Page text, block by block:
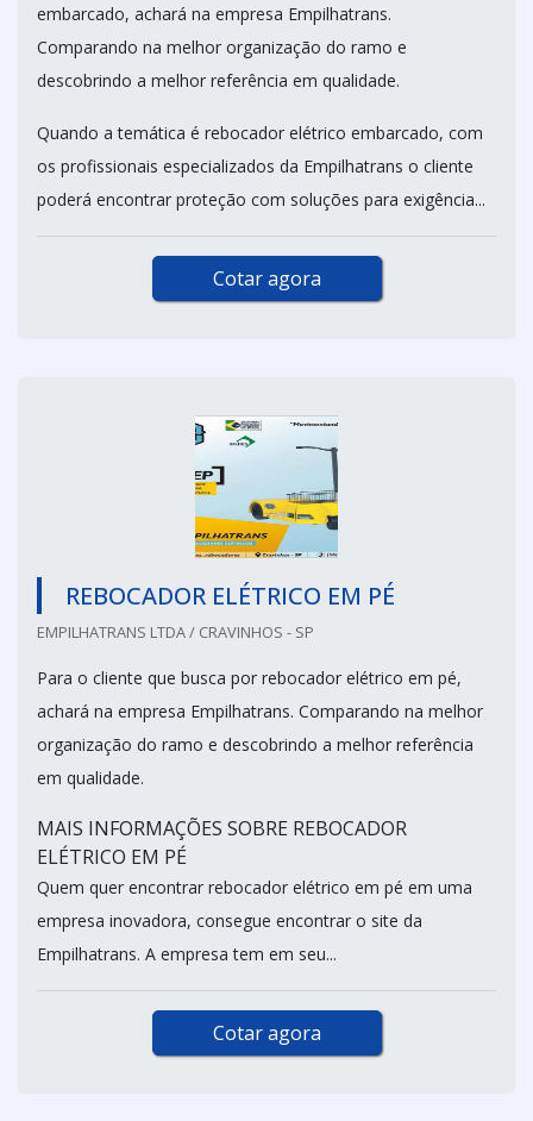
embarcado, achará na empresa Empilhatrans.
Comparando na melhor organização do ramo e
descobrindo a melhor referência em qualidade.
Quando a temática é rebocador elétrico embarcado, com
os profissionais especializados da Empilhatrans o cliente
poderá encontrar proteção com soluções para exigência...
Cotar agora
REBOCADOR ELÉTRICO EM PÉ
EMPILHATRANS LTDA / CRAVINHOS - SP
Para o cliente que busca por rebocador elétrico em pé,
achará na empresa Empilhatrans. Comparando na melhor
organização do ramo e descobrindo a melhor referência
em qualidade.
MAIS INFORMAÇÕES SOBRE REBOCADOR
ELÉTRICO EM PÉ
Quem quer encontrar rebocador elétrico em pé em uma
empresa inovadora, consegue encontrar o site da
Empilhatrans. A empresa tem em seu...
Cotar agora